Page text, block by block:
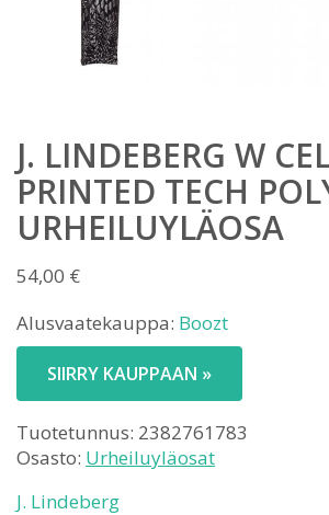
J. LINDEBERG W
PRINTED TECH
URHEILUYLÄOSA
54,00 €
Alusvaatekauppa: Boozt
SIIRRY KAUPPAAN »
Tuotetunnus: 2382761783
Osasto: Urheiluyläosat
J. Lindeberg